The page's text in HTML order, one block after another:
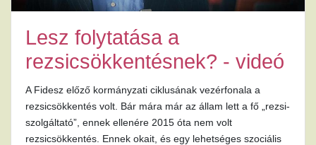
Lesz folytatása a
rezsicsökkentésnek? - videó
A Fidesz előző kormányzati ciklusának vezérfonala a
rezsicsökkentés volt. Bár mára már az állam lett a fő „rezsi-
szolgáltató”, ennek ellenére 2015 óta nem volt
rezsicsökkentés. Ennek okait, és egy lehetséges szociális